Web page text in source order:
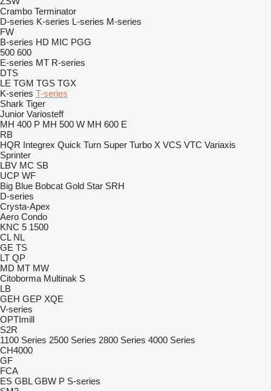
Crambo Terminator
D-series K-series L-series M-series
FW
B-series HD MIC PGG
500 600
E-series MT R-series
DTS
LE TGM TGS TGX
K-series T-series
Shark Tiger
Junior Variosteff
MH 400 P MH 500 W MH 600 E
RB
HQR Integrex Quick Turn Super Turbo X VCS VTC Variaxis
Sprinter
LBV MC SB
UCP WF
Big Blue Bobcat Gold Star SRH
D-series
Crysta-Apex
Aero Condo
KNC 5 1500
CL NL
GE TS
LT QP
MD MT MW
Citoborma Multinak S
LB
GEH GEP XQE
V-series
OPTImill
S2R
1100 Series 2500 Series 2800 Series 4000 Series
CH4000
GF
FCA
ES GBL GBW P S-series